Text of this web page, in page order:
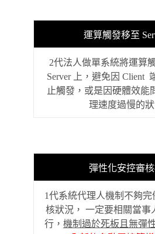
運算觸發移至
2代法人做單系統將運算
Server 上，避免因 Client
止觸發，或是因硬體效能
理速度過慢的狀
彈性化安控審核
1代系統代理人機制不夠
核狀況， 一定要相關當事
行， 機制過於死板且無彈